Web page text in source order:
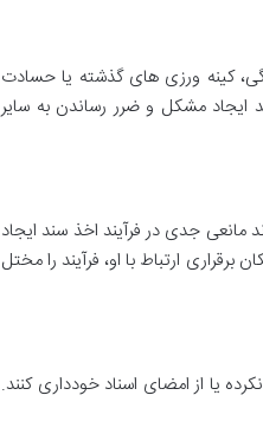
کینه ورزی های گذشته یا حسادت
مشکل و ضرر رساندن به سایر
جدی در فرآیند اخذ سند ایجاد
ارتباط با او، فرآیند را مختل
یا از امضای اسناد خودداری کنند.